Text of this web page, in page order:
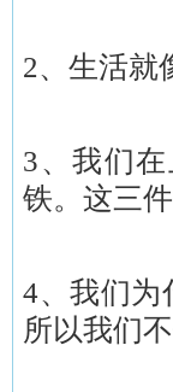
2、生活就
3、我们
铁。这三
4、我们为
所以我们